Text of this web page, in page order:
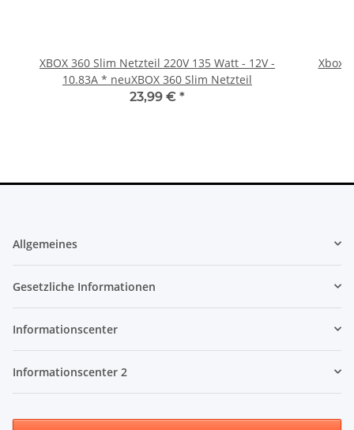
XBOX 360 Slim Netzteil 220V 135 Watt - 12V -
10.83A * neuXBOX 360 Slim Netzteil
23,99 € *
Xbox
Allgemeines
Gesetzliche Informationen
Informationscenter
Informationscenter 2